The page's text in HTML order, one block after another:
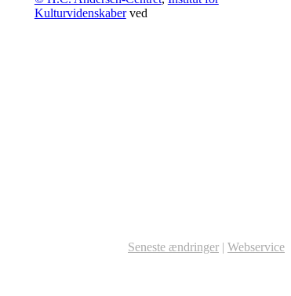
Kulturvidenskaberved
Seneste ændringer | Webservice